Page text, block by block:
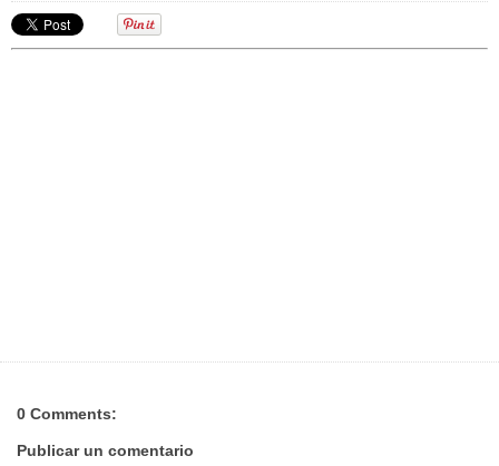
0 Comments:
Publicar un comentario